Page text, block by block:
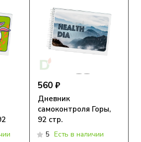
560 ₽
Дневник
самоконтроля Горы,
92 стр.
5 Есть в наличии